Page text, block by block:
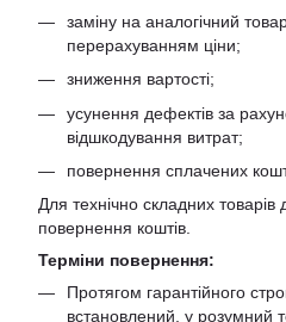
заміну на аналогічний
перерахуванням ціни;
зниження вартості;
усунення дефектів за
відшкодування витрат;
повернення сплачених
Для технічно складних товарів
повернення коштів.
Терміни повернення:
Протягом гарантійного
встановлений, у розумний